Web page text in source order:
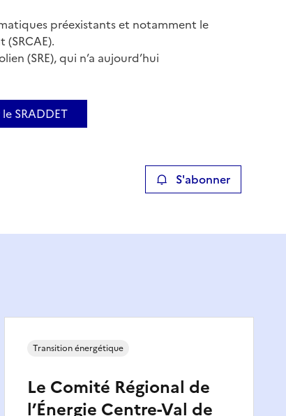
préexistants et notamment le
(SRCAE).
(SRE), qui n’a aujourd’hui
SRADDET
la page dans le presse-papier S'abonner
Le Comité Régional de
l’Énergie Centre-Val de
Transition énergétique